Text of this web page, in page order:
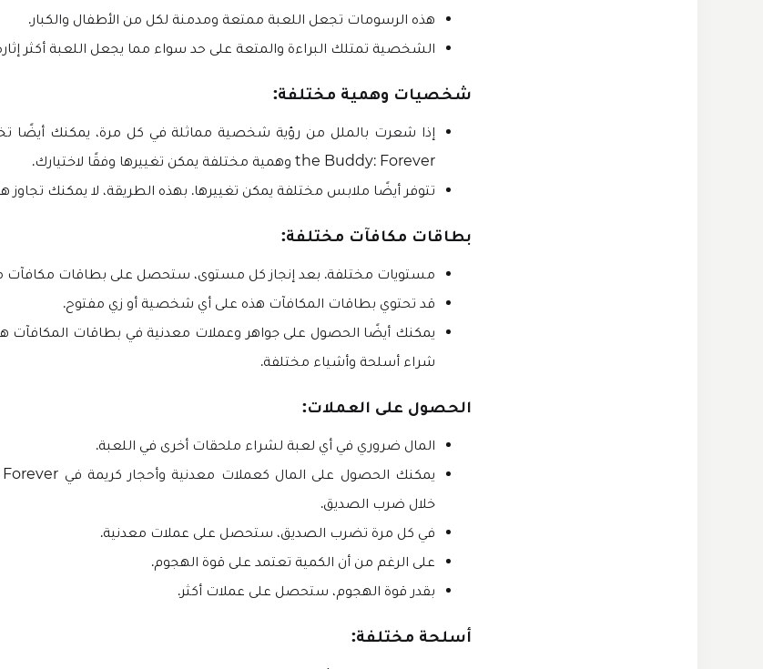
هذه الرسومات تجعل اللعبة ممتعة ومدمنة لكل من الأطفال والكبار.
الشخصية تمتلك البراءة والمتعة على حد سواء مما يجعل اللعبة أكثر
شخصيات وهمية مختلفة:
the Buddy: Forever وهمية مختلفة يمكن تغييرها وفقًا لاختيارك.
تتوفر أيضًا ملابس مختلفة يمكن تغييرها. بهذه الطريقة، لا يمكنك تجاوز
بطاقات مكافآت مختلفة:
مستويات مختلفة. بعد إنجاز كل مستوى، ستحصل على بطاقات مكافآت
قد تحتوي بطاقات المكافآت هذه على أي شخصية أو زي مفتوح.
يمكنك أيضًا الحصول على جواهر وعملات معدنية في بطاقات المكافآت
شراء أسلحة وأشياء مختلفة.
الحصول على العملات:
المال ضروري في أي لعبة لشراء ملحقات أخرى في اللعبة.
خلال ضرب الصديق.
في كل مرة تضرب الصديق، ستحصل على عملات معدنية.
على الرغم من أن الكمية تعتمد على قوة الهجوم.
بقدر قوة الهجوم، ستحصل على عملات أكثر.
أسلحة مختلفة: